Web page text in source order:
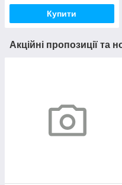
Купити
Акційні пропозиції та